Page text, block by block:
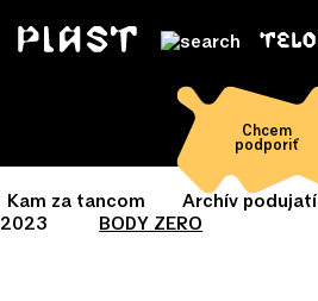
Chcem
podporiť
Kam za tancom Archív podujatí
2023
BODY ZERO